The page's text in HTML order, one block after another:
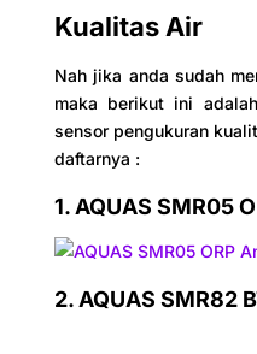
Kualitas Air
Nah jika anda sudah
maka berikut ini
sensor pengukuran
daftarnya :
1. AQUAS SMR05
2. AQUAS SMR82